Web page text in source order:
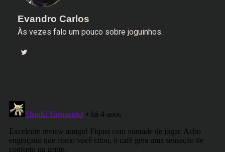
Evandro Carlos
Às vezes falo um pouco sobre joguinhos.